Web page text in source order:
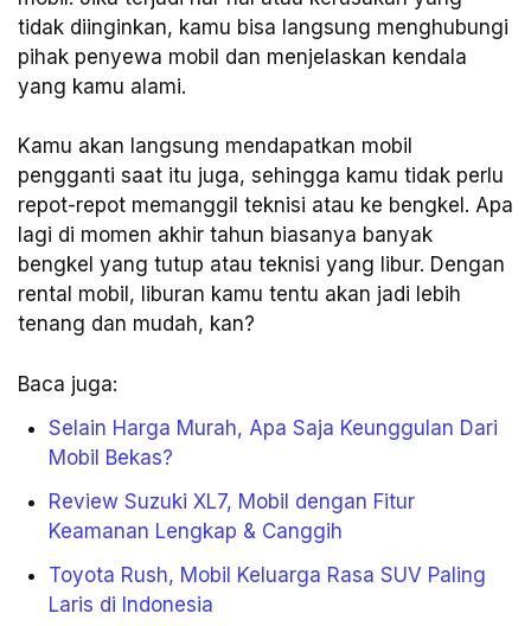
tidak diinginkan, kamu bisa langsung menghubungi
pihak penyewa mobil dan menjelaskan kendala
yang kamu alami.
Kamu akan langsung mendapatkan mobil
pengganti saat itu juga, sehingga kamu tidak perlu
repot-repot memanggil teknisi atau ke bengkel. Apa
lagi di momen akhir tahun biasanya banyak
bengkel yang tutup atau teknisi yang libur. Dengan
rental mobil, liburan kamu tentu akan jadi lebih
tenang dan mudah, kan?
Baca juga:
Selain Harga Murah, Apa Saja Keunggulan Dari
Mobil Bekas?
Review Suzuki XL7, Mobil dengan Fitur
Keamanan Lengkap & Canggih
Toyota Rush, Mobil Keluarga Rasa SUV Paling
Laris di Indonesia